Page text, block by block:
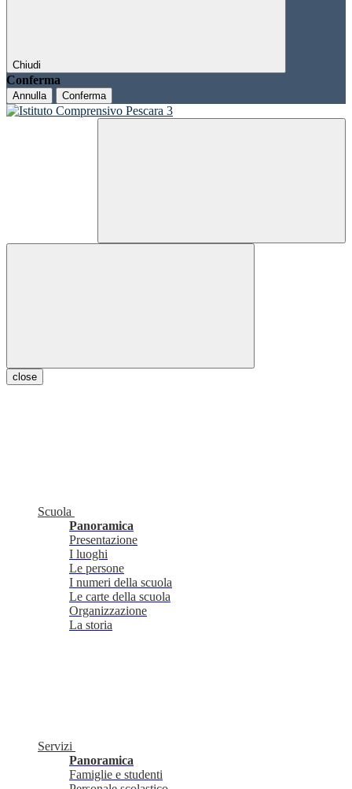
Chiudi
Conferma
Annulla Conferma
close
Scuola
Panoramica
Presentazione
I luoghi
Le persone
I numeri della scuola
Le carte della scuola
Organizzazione
La storia
Servizi
Panoramica
Famiglie e studenti